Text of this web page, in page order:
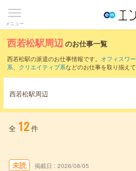
メニュー
西若松駅周辺のお仕事一覧
西若松駅の派遣のお仕事情報です。 オフィスワ
系、 クリエイティブ系などのお仕事を取り揃えて
また、会津若松駅
もご確認いただけます。
西若松駅周辺
全 12件
未読 掲載日 2026/08/05